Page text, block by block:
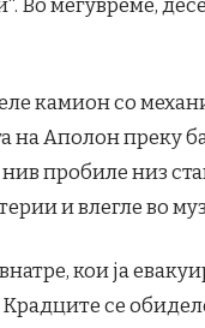
Во меѓувреме,
камион со
на Аполон преку
пробиле низ
и влегле во
кои ја
се